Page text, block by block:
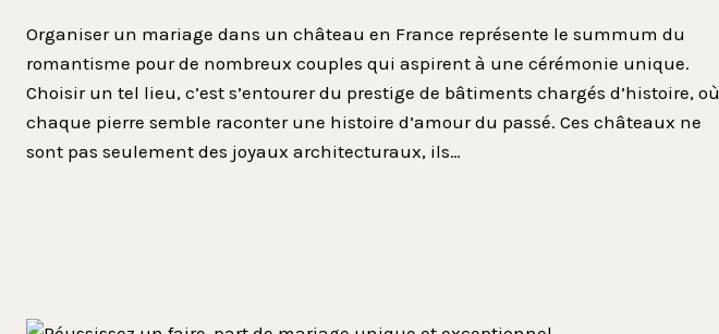
Organiser un mariage dans un château en France représente le summum du
romantisme pour de nombreux couples qui aspirent à une cérémonie unique.
Choisir un tel lieu, c’est s’entourer du prestige de bâtiments chargés d’histoire, où
chaque pierre semble raconter une histoire d’amour du passé. Ces châteaux ne
sont pas seulement des joyaux architecturaux, ils…